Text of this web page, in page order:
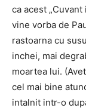
ca acest
vine vorba de
rastoarna cu
inchei, mai
moartea lui.
cel mai bine
intalnit intr-o